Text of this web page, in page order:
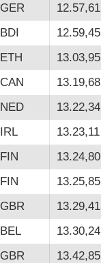
GER 12.57,61
BDI 12.59,45
ETH
13.03,95
CAN
13.19,68
NED
13.22,34
IRL
13.23,11
FIN 13.24,80
FIN 13.25,85
GBR
13.29,41
BEL
13.30,24
GBR
13.42,85